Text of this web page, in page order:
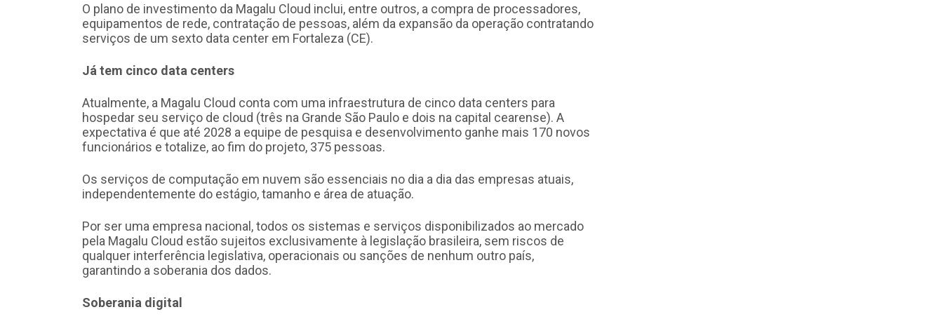
O plano de investimento da Magalu Cloud inclui, entre outros, a compra de processadores,
equipamentos de rede, contratação de pessoas, além da expansão da operação contratando
serviços de um sexto data center em Fortaleza (CE).
Já tem cinco data centers
Atualmente, a Magalu Cloud conta com uma infraestrutura de cinco data centers para
hospedar seu serviço de cloud (três na Grande São Paulo e dois na capital cearense). A
expectativa é que até 2028 a equipe de pesquisa e desenvolvimento ganhe mais 170 novos
funcionários e totalize, ao fim do projeto, 375 pessoas.
Os serviços de computação em nuvem são essenciais no dia a dia das empresas atuais,
independentemente do estágio, tamanho e área de atuação.
Por ser uma empresa nacional, todos os sistemas e serviços disponibilizados ao mercado
pela Magalu Cloud estão sujeitos exclusivamente à legislação brasileira, sem riscos de
qualquer interferência legislativa, operacionais ou sanções de nenhum outro país,
garantindo a soberania dos dados.
Soberania digital